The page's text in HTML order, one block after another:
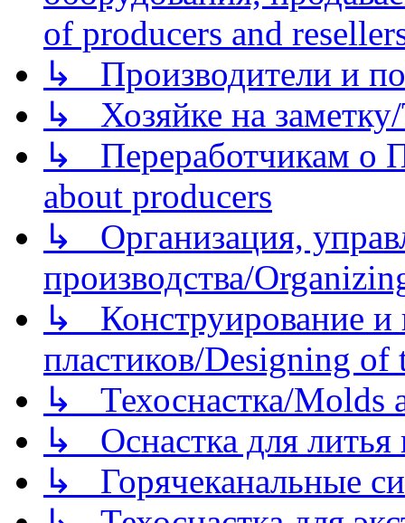
of producers and
↳ Производители и
↳ Хозяйке на
↳ Переработчикам о
about producers
↳ Организация,
производства/
↳ Конструирование и
пластиков/Designing of
↳ Техоснастка/Molds
↳ Оснастка для литья
↳ Горячеканальные